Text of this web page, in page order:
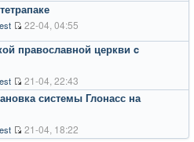
22-04, 04:55
православной церкви c
21-04, 22:43
системы Глонасс на
21-04, 18:22